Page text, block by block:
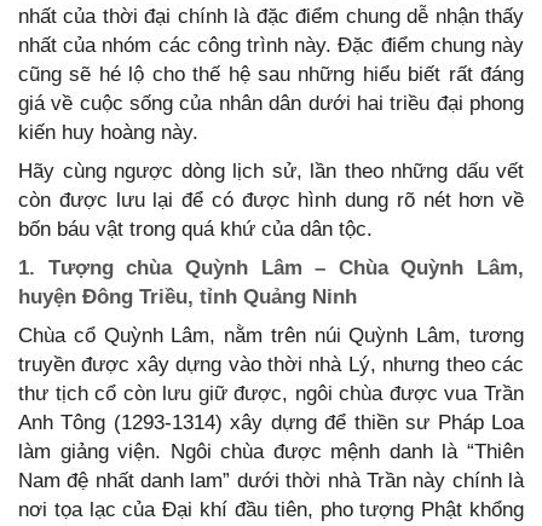
nhất của thời đại chính là đặc điểm chung dễ nhận thấy
nhất của nhóm các công trình này. Đặc điểm chung này
cũng sẽ hé lộ cho thế hệ sau những hiểu biết rất đáng
giá về cuộc sống của nhân dân dưới hai triều đại phong
kiến huy hoàng này.
Hãy cùng ngược dòng lịch sử, lần theo những dấu vết
còn được lưu lại để có được hình dung rõ nét hơn về
bốn báu vật trong quá khứ của dân tộc.
1. Tượng chùa Quỳnh Lâm – Chùa Quỳnh Lâm,
huyện Đông Triều, tỉnh Quảng Ninh
Chùa cổ Quỳnh Lâm, nằm trên núi Quỳnh Lâm, tương
truyền được xây dựng vào thời nhà Lý, nhưng theo các
thư tịch cổ còn lưu giữ được, ngôi chùa được vua Trần
Anh Tông (1293-1314) xây dựng để thiền sư Pháp Loa
làm giảng viện. Ngôi chùa được mệnh danh là “Thiên
Nam đệ nhất danh lam” dưới thời nhà Trần này chính là
nơi tọa lạc của Đại khí đầu tiên, pho tượng Phật khổng